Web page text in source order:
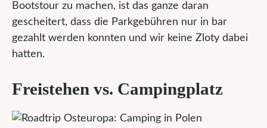
Bootstour zu machen, ist das ganze daran
gescheitert, dass die Parkgebühren nur in bar
gezahlt werden konnten und wir keine Zloty dabei
hatten.
Freistehen vs. Campingplatz